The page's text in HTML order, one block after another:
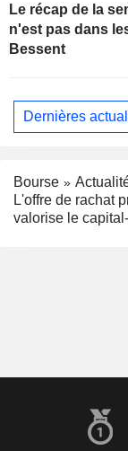
Le récap de la
n'est pas dans
Bessent
Dernières
Bourse
L'offre de rachat
valorise le